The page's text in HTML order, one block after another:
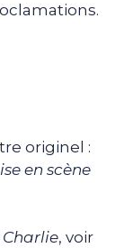
originel :
en scène
Charlie, voir